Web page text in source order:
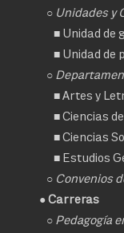
○ Unidades y
■ Unidad de
■ Unidad de
○
■Artes y
■Ciencias
■Ciencias
■ Estudios
○ Convenios
● Carreras
○ Pedagogía